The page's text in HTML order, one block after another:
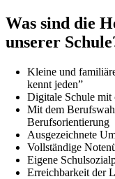
Was sind die
unserer
Kleine und
kennt jeden”
Digitale Schule mit
Mit dem
Berufsorientierung
Ausgezeichnete
Vollständige
Eigene
Erreichbarkeit der